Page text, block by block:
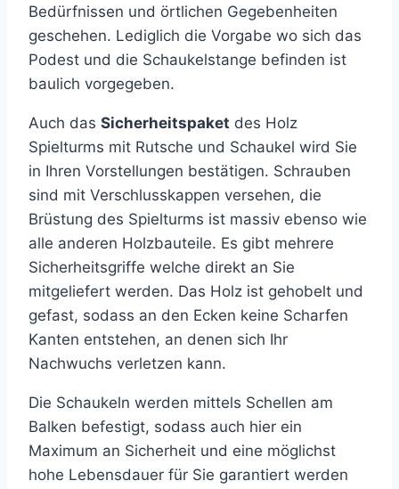
Bedürfnissen und örtlichen Gegebenheiten
geschehen. Lediglich die Vorgabe wo sich das
Podest und die Schaukelstange befinden ist
baulich vorgegeben.
Auch das Sicherheitspaket des Holz
Spielturms mit Rutsche und Schaukel wird Sie
in Ihren Vorstellungen bestätigen. Schrauben
sind mit Verschlusskappen versehen, die
Brüstung des Spielturms ist massiv ebenso wie
alle anderen Holzbauteile. Es gibt mehrere
Sicherheitsgriffe welche direkt an Sie
mitgeliefert werden. Das Holz ist gehobelt und
gefast, sodass an den Ecken keine Scharfen
Kanten entstehen, an denen sich Ihr
Nachwuchs verletzen kann.
Die Schaukeln werden mittels Schellen am
Balken befestigt, sodass auch hier ein
Maximum an Sicherheit und eine möglichst
hohe Lebensdauer für Sie garantiert werden